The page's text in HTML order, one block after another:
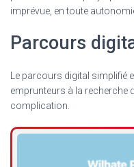
imprévue, en toute
Parcours
Le parcours digital simplifié
emprunteurs à la recherche
complication.